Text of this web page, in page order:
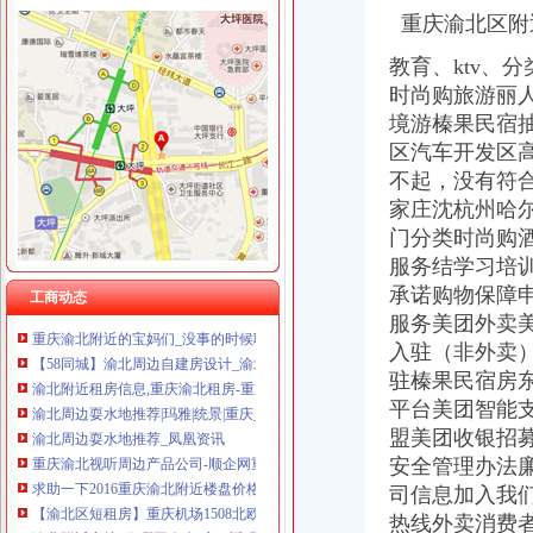
工商动态
渝北周边
渝北附近有哪些会计培训学校_第1页_重庆会计培训学校_都市_西祠胡同
重庆艾梦青年旅社渝北店周边酒店宾馆,重庆艾梦青年旅社渝北店附近
问下重庆渝北周边楼盘有哪些？_商品房_土巴兔问吧
重庆渝北附近租车报价,奥迪A6L出租一天多少钱_【其他商务服务】
找重庆市渝北区附近的保养维修点_沃尔沃XC60_沃尔沃
【重庆渝北周边二手桌/椅转让_交易市场】-重庆赶集网
【渝北周边美容培训|渝北周边美容学校】-今题渝北周边美容培训网
重庆渝北附近的宝妈们_没事的时候聊聊生活,孩子_宝宝树
【58同城】渝北周边自建房设计_渝北周边农村自建房
渝北附近租房信息,重庆渝北租房-重庆房天下
渝北周边耍水地推荐|玛雅|统景|重庆_新浪新闻
渝北周边耍水地推荐_凤凰资讯
重庆渝北视听周边产品公司-顺企网重庆渝北页
求助一下2016重庆渝北附近楼盘价格如何？_一起装修网
【渝北区短租房】重庆机场1508北欧小两居（订前务必咨询）_重庆市
渝北附近宾馆_住哪网-订酒店、返现金
重庆渝北区
教育、 ktv、 分
时尚购旅游丽
境游榛果民宿
区汽车开发区
不起，没有符
家庄沈杭州哈
门分类时尚购
服务结学习培
承诺购物保障
服务美团外卖
入驻（非外卖
驻榛果民宿房
平台美团智能
盟美团收银招
安全管理办法
司信息加入我
热线外卖消费